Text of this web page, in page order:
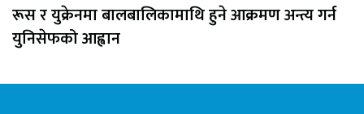
रूस र युक्रेनमा बालबालिकामाथि हुने आक्रमण अन्त्य गर्न
युनिसेफको आह्वान